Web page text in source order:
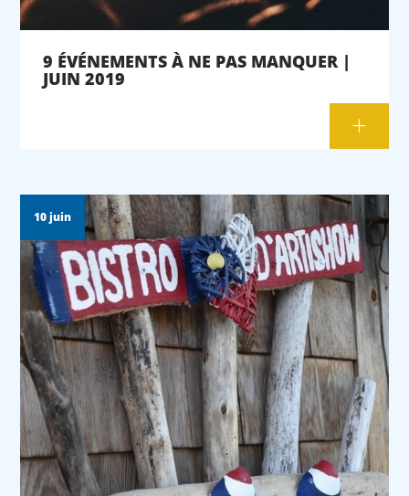
9 ÉVÉNEMENTS À NE PAS MANQUER |
JUIN 2019
10 juin